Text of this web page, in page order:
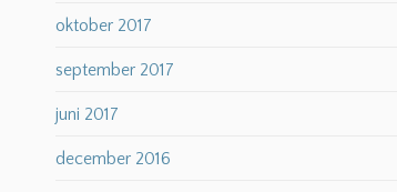
oktober 2017
september 2017
juni 2017
december 2016